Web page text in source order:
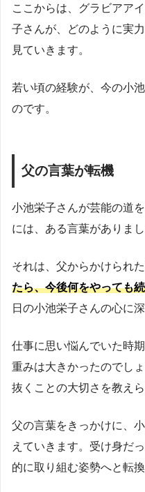
ここからは、グラビアア
子さんが、どのように実
見ていきます。
若い頃の経験が、今の小
のです。
父の言葉が転機
小池栄子さんが芸能の道
には、ある言葉がありまし
それは、父からかけられた
たら、今後何をやっても
日の小池栄子さんの心に
仕事に思い悩んでいた時
重みは大きかったのでし
抜くことの大切さを教えら
父の言葉をきっかけに、
えていきます。受け身だ
的に取り組む姿勢へと転